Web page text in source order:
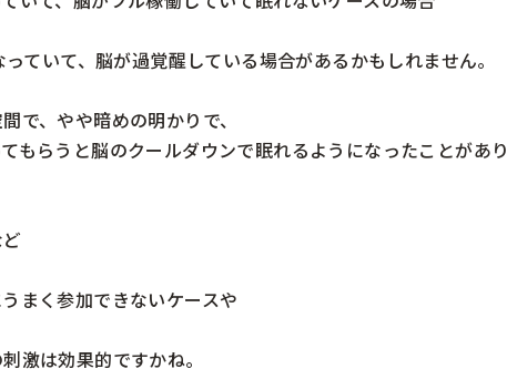
ていて、脳が過覚醒している場合があるかもしれません。
で、やや暗めの明かりで、
もらうと脳のクールダウンで眠れるようになったことがあり
まく参加できないケースや